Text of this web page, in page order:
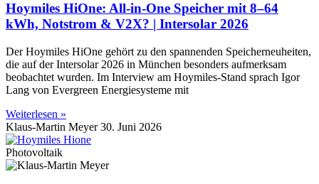
Hoymiles HiOne: All-in-One Speicher mit 8–64
kWh, Notstrom & V2X? | Intersolar 2026
Der Hoymiles HiOne gehört zu den spannenden Speicherneuheiten,
die auf der Intersolar 2026 in München besonders aufmerksam
beobachtet wurden. Im Interview am Hoymiles-Stand sprach Igor
Lang von Evergreen Energiesysteme mit
Weiterlesen »
Klaus-Martin Meyer30. Juni 2026
Photovoltaik